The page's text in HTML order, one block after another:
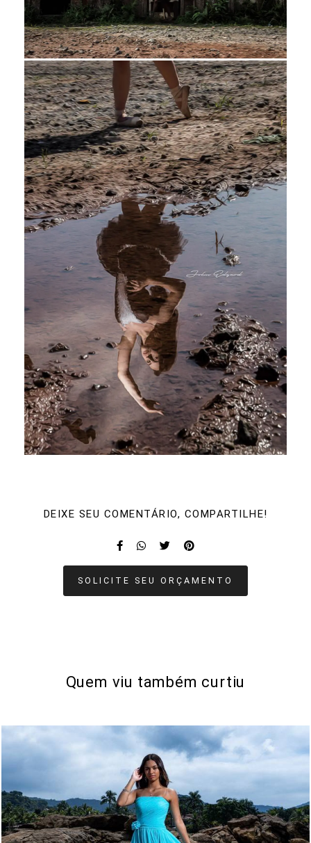
DEIXE SEU COMENTÁRIO, COMPARTILHE!
SOLICITE SEU ORÇAMENTO
Quem viu também curtiu